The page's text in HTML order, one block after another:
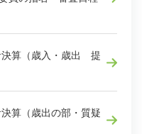
算（歳入・歳出 提
算（歳出の部・質疑